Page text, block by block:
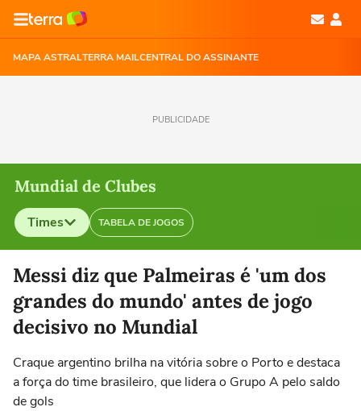
MAPA ASTRALTERRA MAILCENTRAL DO ASSINANTE
PUBLICIDADE
Mundial de Clubes
Times TABELA DE JOGOS
Selecione o time para ver as notícias
Messi diz que Palmeiras é 'um dos
grandes do mundo' antes de jogo
decisivo no Mundial
Craque argentino brilha na vitória sobre o Porto e destaca
a força do time brasileiro, que lidera o Grupo A pelo saldo
de gols